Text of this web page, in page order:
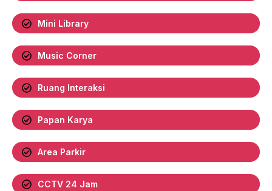
Mini Library
Music Corner
Ruang Interaksi
Papan Karya
Area Parkir
CCTV 24 Jam